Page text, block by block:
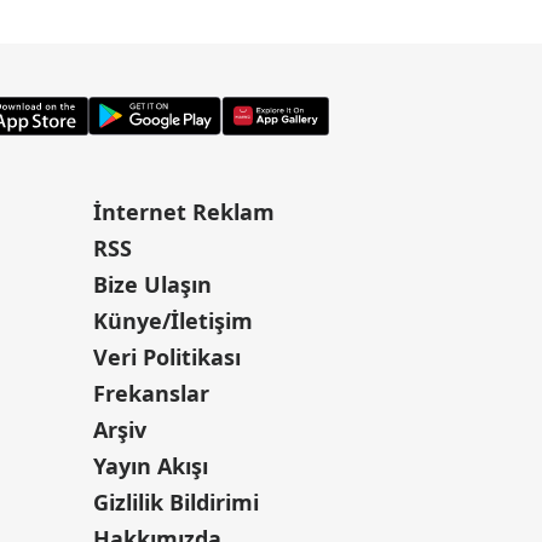
İnternet Reklam
RSS
Bize Ulaşın
Künye/İletişim
Veri Politikası
Frekanslar
Arşiv
Yayın Akışı
Gizlilik Bildirimi